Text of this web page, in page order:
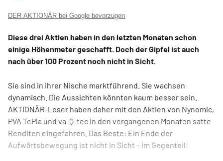
DER AKTIONÄR bei Google bevorzugen
Diese drei Aktien haben in den letzten Monaten schon
einige Höhenmeter geschafft. Doch der Gipfel ist auch
nach über 100 Prozent noch nicht in Sicht.
Sie sind in ihrer Nische marktführend. Sie wachsen
dynamisch. Die Aussichten könnten kaum besser sein.
AKTIONÄR-Leser haben daher mit den Aktien von Nynomic,
PVA TePla und va-Q-tec in den vergangenen Monaten satte
Renditen eingefahren. Das Beste: Ein Ende der
Aufwärtsbewegung ist nicht in Sicht – im Gegenteil!